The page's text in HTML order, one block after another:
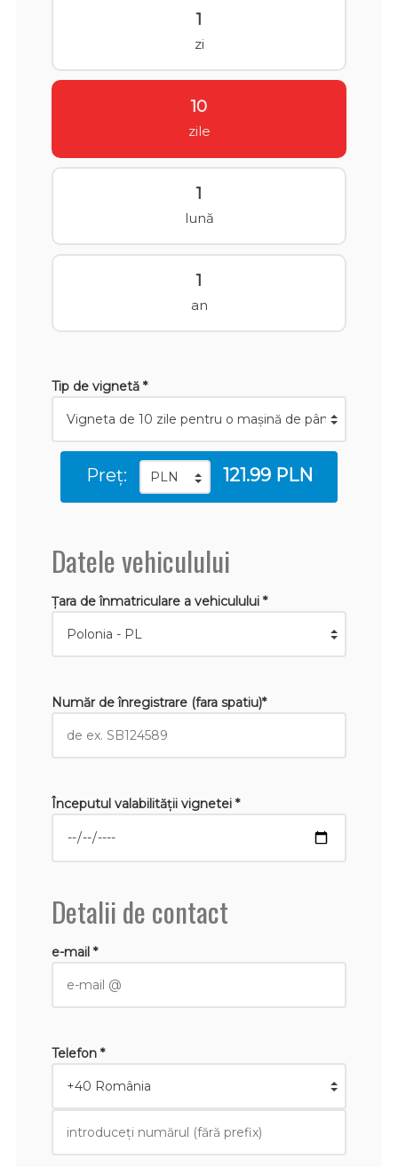
1
zi
10
zile
1
lună
1
an
Tip de vignetă *
Preț: 121.99 PLN
Datele vehiculului
Țara de înmatriculare a vehiculului *
Număr de înregistrare (fara spatiu)*
Începutul valabilităţii vignetei *
Detalii de contact
e-mail *
Telefon *